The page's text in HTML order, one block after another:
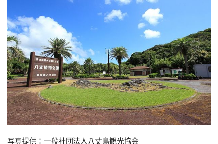
写真提供：一般社団法人八丈島観光協会